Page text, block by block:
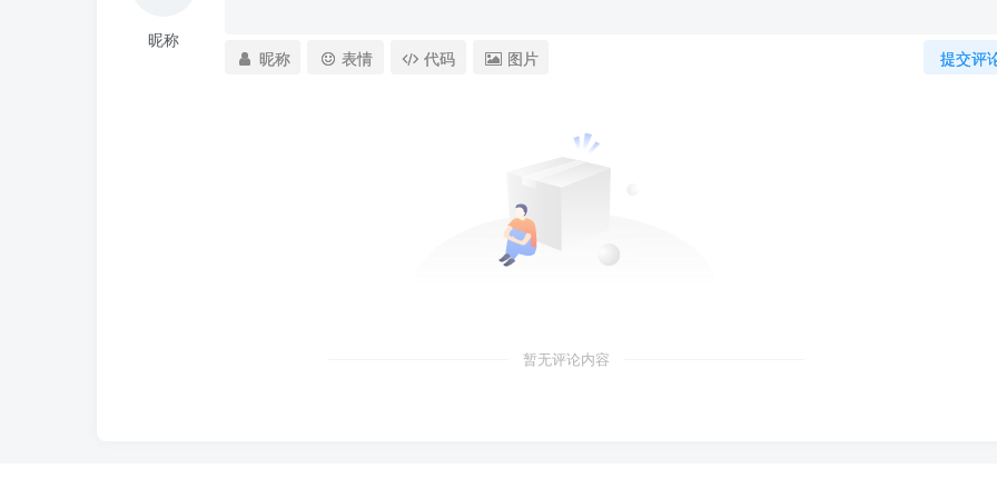
昵称
提交评
昵称 表情 代码 图片
暂无评论内容